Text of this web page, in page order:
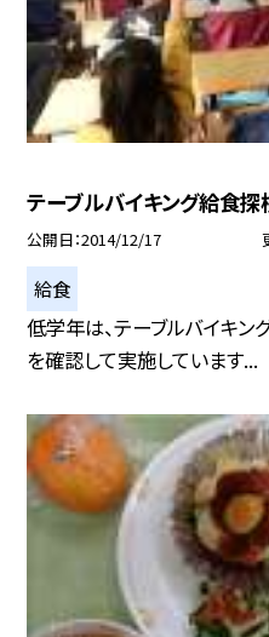
テーブルバイキング給食
公開日 2014/12/17
給食
低学年は、テーブルバイキン
を確認して実施しています...